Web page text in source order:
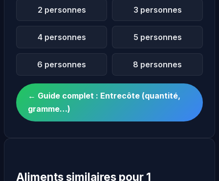
2 personnes 3 personnes
4 personnes 5 personnes
6 personnes 8 personnes
← Guide complet : Entrecôte (quantité,
gramme…)
Aliments similaires pour 1